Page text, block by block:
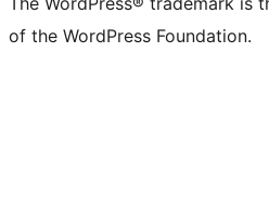
of the WordPress Foundation.